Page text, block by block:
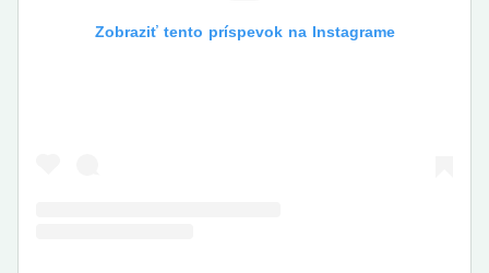
Zobraziť tento príspevok na Instagrame